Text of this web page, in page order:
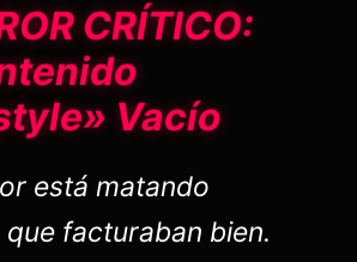
CRÍTICO:
Vacío
está matando
facturaban bien.